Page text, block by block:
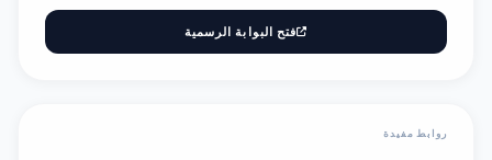
فتح البوابة الرسمية
روابط مفيدة